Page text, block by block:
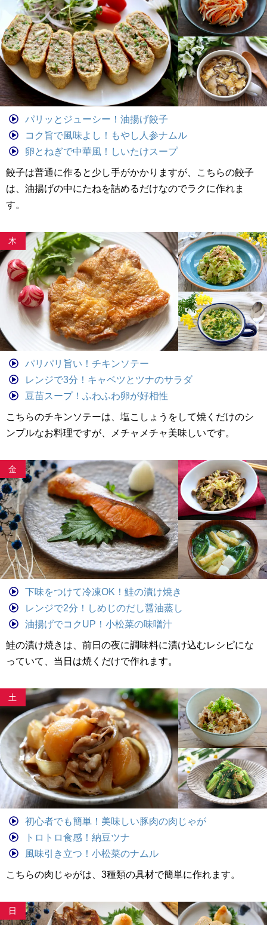
パリッとジューシー！油揚げ餃子
コク旨で風味よし！もやし人参ナムル
卵とねぎで中華風！しいたけスープ
餃子は普通に作ると少し手がかかりますが、こちらの餃子
は、油揚げの中にたねを詰めるだけなのでラクに作れま
す。
木
パリパリ旨い！チキンソテー
レンジで3分！キャベツとツナのサラダ
豆苗スープ！ふわふわ卵が好相性
こちらのチキンソテーは、塩こしょうをして焼くだけのシ
ンプルなお料理ですが、メチャメチャ美味しいです。
金
下味をつけて冷凍OK！鮭の漬け焼き
レンジで2分！しめじのだし醤油蒸し
油揚げでコクUP！小松菜の味噌汁
鮭の漬け焼きは、前日の夜に調味料に漬け込むレシピにな
っていて、当日は焼くだけで作れます。
土
初心者でも簡単！美味しい豚肉の肉じゃが
トロトロ食感！納豆ツナ
風味引き立つ！小松菜のナムル
こちらの肉じゃがは、3種類の具材で簡単に作れます。
日